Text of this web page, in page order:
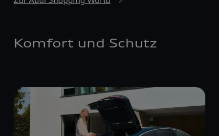
Komfort und Schutz